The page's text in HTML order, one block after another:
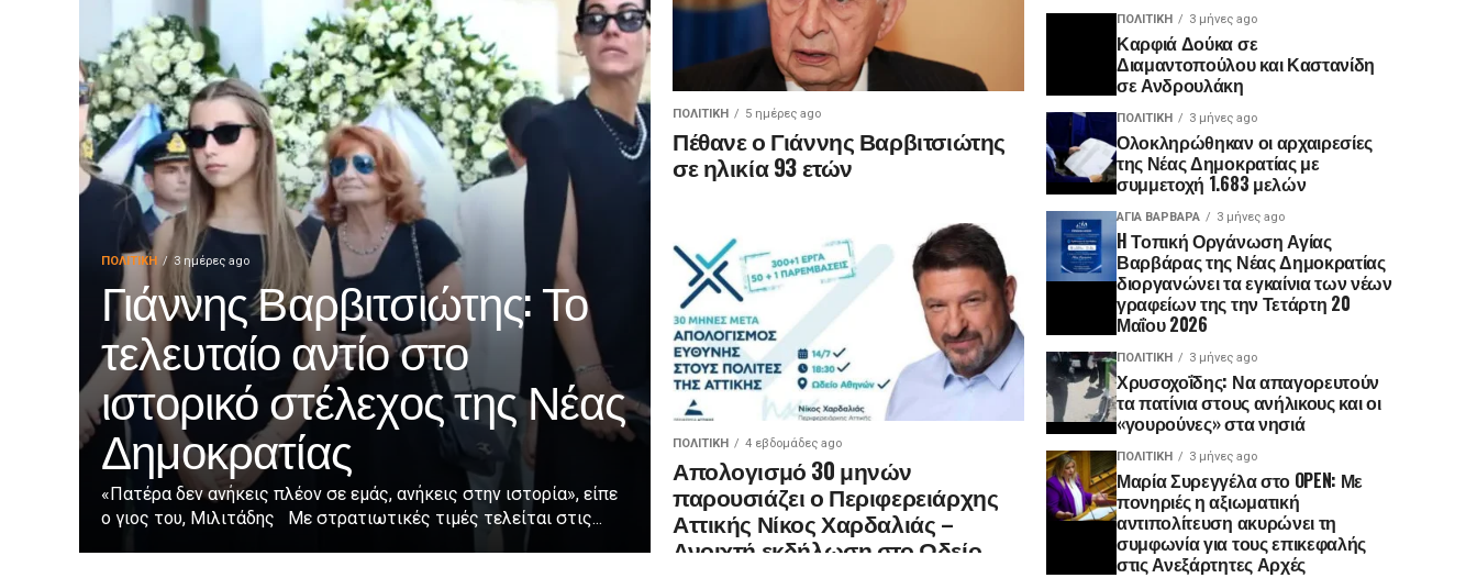
ΠΟΛΙΤΙΚΉ 3 ημέρες ago
Γιάννης Βαρβιτσιώτης: Το
τελευταίο αντίο στο
ιστορικό στέλεχος της Νέας
Δημοκρατίας
«Πατέρα δεν ανήκεις πλέον σε εμάς, ανήκεις στην ιστορία», είπε
ο γιος του, Μιλιτάδης Με στρατιωτικές τιμές τελείται στις...
ΠΟΛΙΤΙΚΉ 5 ημέρες ago
Πέθανε ο Γιάννης Βαρβιτσιώτης
σε ηλικία 93 ετών
ΠΟΛΙΤΙΚΉ 4 εβδομάδες ago
Απολογισμό 30 μηνών
παρουσιάζει ο Περιφερειάρχης
Αττικής Νίκος Χαρδαλιάς –
Ανοιχτή εκδήλωση στο Ωδείο
ΠΟΛΙΤΙΚΉ 3 μήνες ago
Καρφιά Δούκα σε
Διαμαντοπούλου και Καστανίδη
σε Ανδρουλάκη
ΠΟΛΙΤΙΚΉ 3 μήνες ago
Ολοκληρώθηκαν οι αρχαιρεσίες
της Νέας Δημοκρατίας με
συμμετοχή 1.683 μελών
ΑΓΙΑ ΒΑΡΒΑΡΑ 3 μήνες ago
H Τοπική Οργάνωση Αγίας
Βαρβάρας της Νέας Δημοκρατίας
διοργανώνει τα εγκαίνια των νέων
γραφείων της την Τετάρτη 20
Μαΐου 2026
ΠΟΛΙΤΙΚΉ 3 μήνες ago
Χρυσοχοΐδης: Να απαγορευτούν
τα πατίνια στους ανήλικους και οι
«γουρούνες» στα νησιά
ΠΟΛΙΤΙΚΉ 3 μήνες ago
Μαρία Συρεγγέλα στο OPEN: Με
πονηριές η αξιωματική
αντιπολίτευση ακυρώνει τη
συμφωνία για τους επικεφαλής
στις Ανεξάρτητες Αρχές